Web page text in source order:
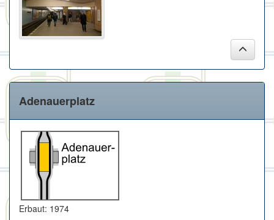
Adenauerplatz
Erbaut: 1974